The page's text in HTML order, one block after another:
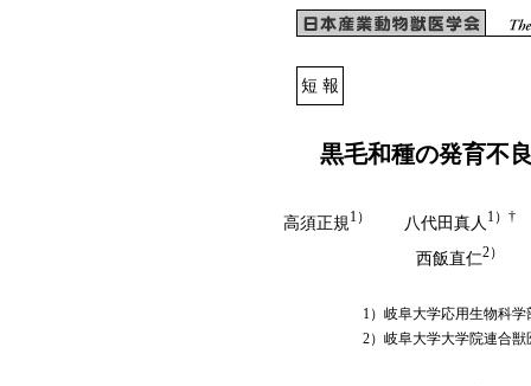
短 報
黒毛和種の発育不
高須正規 1） 八代田真人 1）†
西飯直仁2）
1）岐阜大学応用生物科
2）岐阜大学大学院連合